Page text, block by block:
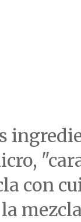
con